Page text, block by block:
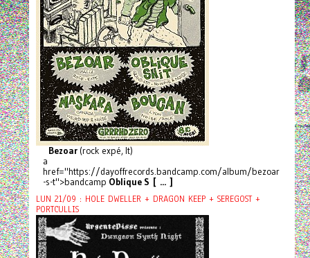
Bezoar(rock expé, It)
a
href="https://dayoffrecords.bandcamp.com/album/bezoar
-s-t">bandcamp Oblique S [ ... ]
LUN 21/09 : HOLE DWELLER + DRAGON KEEP + SEREGOST +
PORTCULLIS